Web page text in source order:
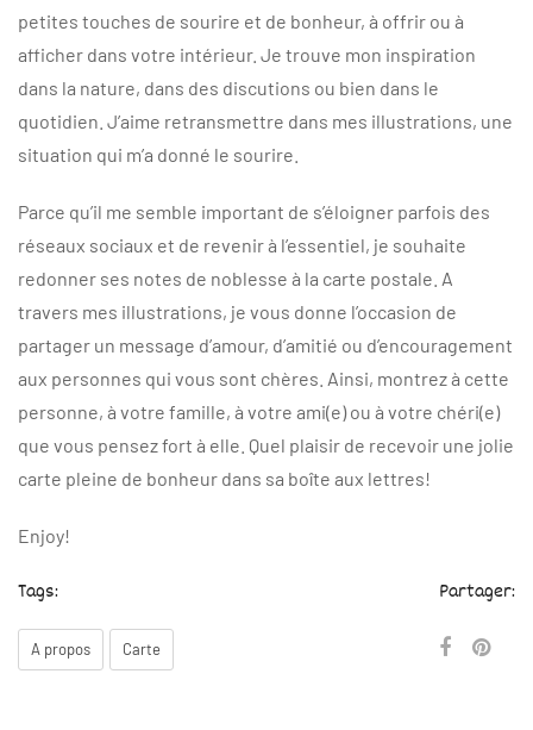
petites touches de sourire et de bonheur, à offrir ou à
afficher dans votre intérieur. Je trouve mon inspiration
dans la nature, dans des discutions ou bien dans le
quotidien. J’aime retransmettre dans mes illustrations, une
situation qui m’a donné le sourire.
Parce qu’il me semble important de s’éloigner parfois des
réseaux sociaux et de revenir à l’essentiel, je souhaite
redonner ses notes de noblesse à la carte postale. A
travers mes illustrations, je vous donne l’occasion de
partager un message d’amour, d’amitié ou d’encouragement
aux personnes qui vous sont chères. Ainsi, montrez à cette
personne, à votre famille, à votre ami(e) ou à votre chéri(e)
que vous pensez fort à elle. Quel plaisir de recevoir une jolie
carte pleine de bonheur dans sa boîte aux lettres!
Enjoy!
Tags:
A propos Carte
Partager: